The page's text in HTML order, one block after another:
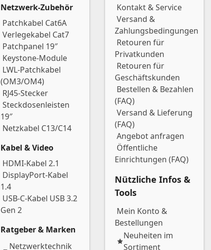
Netzwerk-Zubehör
Patchkabel Cat6A
Verlegekabel Cat7
Patchpanel 19″
Keystone-Module
LWL-Patchkabel
(OM3/OM4)
RJ45-Stecker
Steckdosenleisten
19″
Netzkabel C13/C14
Kabel & Video
HDMI-Kabel 2.1
DisplayPort-Kabel
1.4
USB-C-Kabel USB 3.2
Gen 2
Ratgeber & Marken
Netzwerktechnik
Kontakt & Service
Versand &
Zahlungsbedingungen
Retouren für
Privatkunden
Retouren für
Geschäftskunden
Bestellen & Bezahlen
(FAQ)
Versand & Lieferung
(FAQ)
Angebot anfragen
Öffentliche
Einrichtungen (FAQ)
Nützliche Infos &
Tools
Mein Konto &
Bestellungen
Neuheiten im
Sortiment